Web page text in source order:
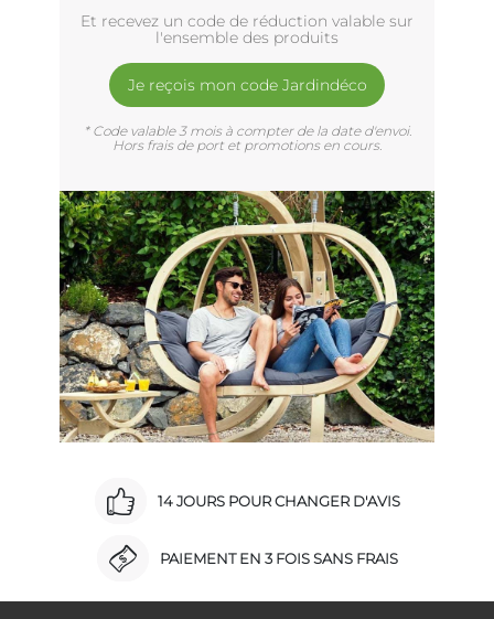
Et recevez un code de réduction valable sur
l'ensemble des produits
Je reçois mon code Jardindéco
* Code valable 3 mois à compter de la date d'envoi.
Hors frais de port et promotions en cours.
14 JOURS POUR CHANGER D'AVIS
PAIEMENT EN 3 FOIS SANS FRAIS